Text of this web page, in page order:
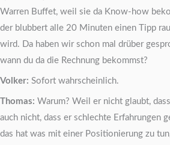
Warren Buffet, weil sie da Know-how
der blubbert alle 20 Minuten einen Tipp
wird. Da haben wir schon mal drüber
wann du da die Rechnung bekommst?
Volker: Sofort wahrscheinlich.
Thomas: Warum? Weil er nicht glaubt,
auch nicht, dass er schlechte Erfahrungen
das hat was mit einer Positionierung zu